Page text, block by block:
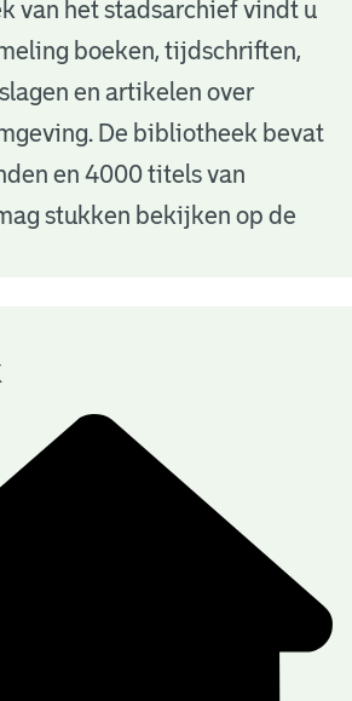
van het stadsarchief vindt u
boeken, tijdschriften,
en artikelen over
De bibliotheek bevat
en 4000 titels van
stukken bekijken op de